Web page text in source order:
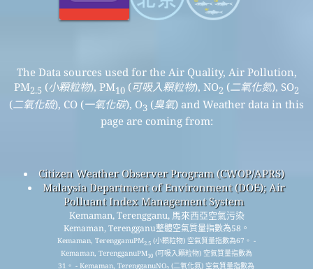
The Data sources used for the Air Quality, Air Pollution,
PM2.5 (小顆粒物), PM10 (可吸入顆粒物), NO2 (二氧化氮), SO2
(二氧化硫), CO (一氧化碳), O3 (臭氧) and Weather data in this
page are coming from:
Citizen Weather Observer Program (CWOP/APRS)
Malaysia Department of Environment (DOE); Air
Polluant Index Management System
Kemaman, Terengganu, 馬來西亞空氣污染
Kemaman, Terengganu整體空氣質量指數為58。
Kemaman, TerengganuPM2.5(小顆粒物) 空氣質量指數為67。 -
Kemaman, TerengganuPM10(可吸入顆粒物) 空氣質量指數為
31。 - Kemaman, TerengganuNO (二氧化氮) 空氣質量指數為